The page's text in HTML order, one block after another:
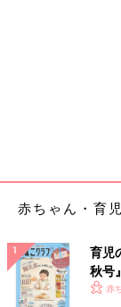
高尿酸血症を放
す。尿酸の血中
なくなり、結晶化
赤ちゃん・育
育児
秋号
いっ
赤